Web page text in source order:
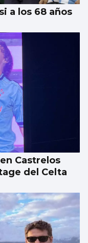
a los 68 años
Castrelos
del Celta